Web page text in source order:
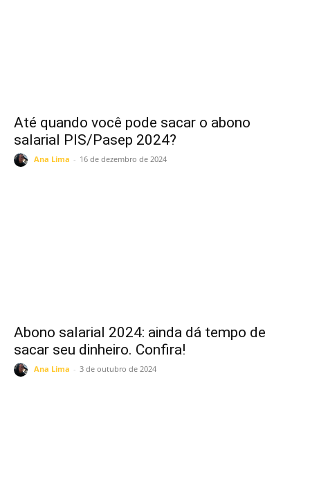
Até quando você pode sacar o abono
salarial PIS/Pasep 2024?
Ana Lima - 16 de dezembro de 2024
Abono salarial 2024: ainda dá tempo de
sacar seu dinheiro. Confira!
Ana Lima - 3 de outubro de 2024